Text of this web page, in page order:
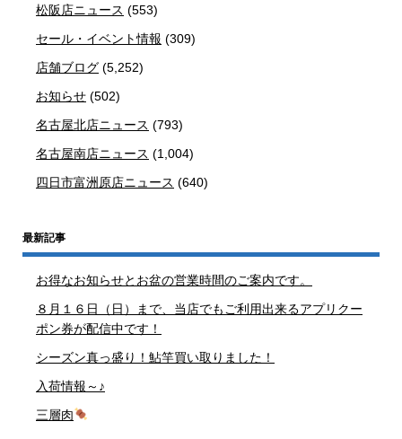
松阪店ニュース (553)
セール・イベント情報 (309)
店舗ブログ (5,252)
お知らせ (502)
名古屋北店ニュース (793)
名古屋南店ニュース (1,004)
四日市富洲原店ニュース (640)
最新記事
お得なお知らせとお盆の営業時間のご案内です。
８月１６日（日）まで、当店でもご利用出来るアプリクー
ポン券が配信中です！
シーズン真っ盛り！鮎竿買い取りました！
入荷情報～♪
三層肉